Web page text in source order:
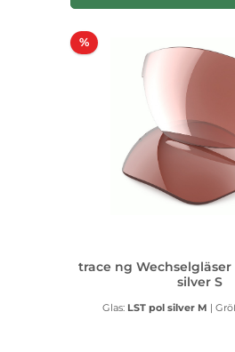
%Rabatt
trace ng Wechselgläser
silver S
Glas: LST pol silver M |